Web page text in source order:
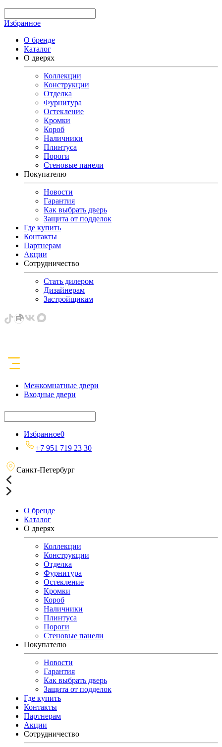
Избранное
О бренде
Каталог
О дверях
Коллекции
Конструкции
Отделка
Фурнитура
Остекление
Кромки
Короб
Наличники
Плинтуса
Пороги
Стеновые панели
Покупателю
Новости
Гарантия
Как выбрать дверь
Защита от подделок
Где купить
Контакты
Партнерам
Акции
Сотрудничество
Стать дилером
Дизайнерам
Застройщикам
Межкомнатные двери
Входные двери
Избранное0
+7 951 719 23 30
Санкт-Петербург
О бренде
Каталог
О дверях
Коллекции
Конструкции
Отделка
Фурнитура
Остекление
Кромки
Короб
Наличники
Плинтуса
Пороги
Стеновые панели
Покупателю
Новости
Гарантия
Как выбрать дверь
Защита от подделок
Где купить
Контакты
Партнерам
Акции
Сотрудничество